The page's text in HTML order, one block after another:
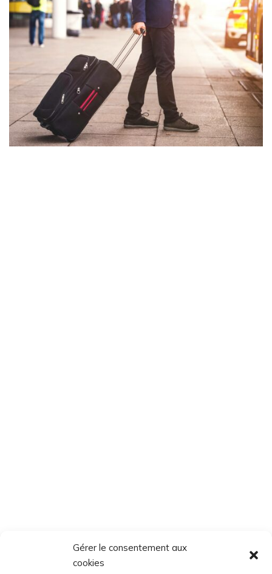
Gérer le consentement aux
cookies